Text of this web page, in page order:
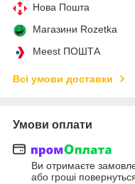
Нова Пошта
Магазини Rozetka
Meest ПОШТА
Всі умови доставки
Умови оплати
Ви отримаєте
або гроші